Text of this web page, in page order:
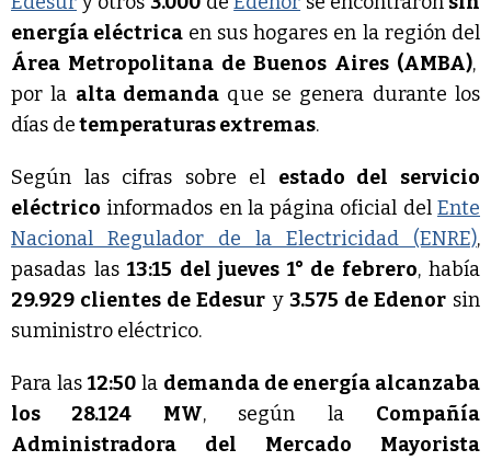
energía eléctrica en sus hogares en la región del
Área Metropolitana de Buenos Aires (AMBA),
por la alta demanda que se genera durante los
días detemperaturas extremas.
Según las cifras sobre el estado del servicio
eléctrico informados en la página oficial del Ente
Nacional Regulador de la Electricidad (ENRE),
pasadas las13:15 del jueves 1° de febrero, había
29.929 clientes de Edesur y3.575 de Edenorsin
suministro eléctrico.
Para las12:50 la demanda de energía alcanzaba
los 28.124 MW, según la Compañía
Administradora del Mercado Mayorista